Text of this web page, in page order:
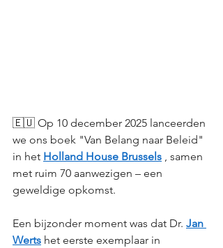
🇪🇺 Op 10 december 2025 lanceerden
we ons boek "Van Belang naar Beleid"
in het Holland House Brussels , samen
met ruim 70 aanwezigen – een
geweldige opkomst.
Een bijzonder moment was dat Dr. Jan
Werts het eerste exemplaar in